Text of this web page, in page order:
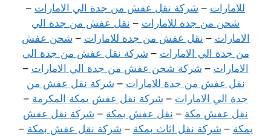
للامارات– شركة نقل عفش من جدة الي الامارات–
شحن من جدة للامارات– نقل عفش من جدة الي
الامارات– نقل عفش من جدة للامارات– شحن عفش
من جدة الي الامارات– شركة نقل عفش من جدة الي
الامارات– شركة شحن عفش من جدة الي الامارات–
نقل عفش من جدة للامارات– شركة نقل عفش من
جدة الي الامارات– شركة نقل عفش بمكة المكرمة –
نقل عفش مكة– نقل عفش بمكة– شركة نقل عفش
بمكة– شركة نقل اثاث بمكة– شركة نقل عفش بمكة–